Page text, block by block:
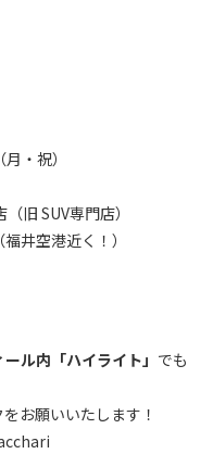
・祝）
旧 SUV専門店）
井空港近く！）
ル内「ハイライト」 でも
お願いいたします！